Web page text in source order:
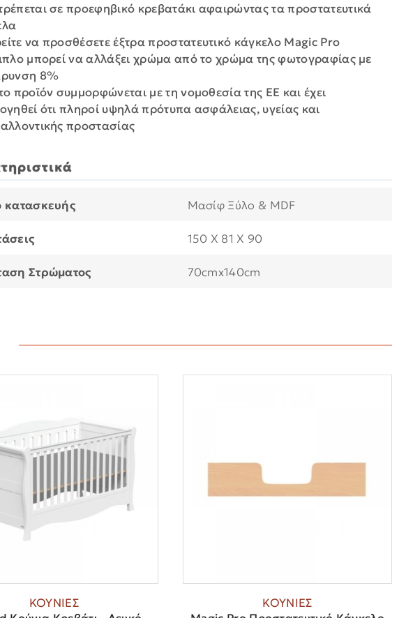
σε προεφηβικό κρεβατάκι αφαιρώντας τα προστατευτικά
να προσθέσετε έξτρα προστατευτικό κάγκελο Magic Pro
μπορεί να αλλάξει χρώμα από το χρώμα της φωτογραφίας με
8%
προϊόν συμμορφώνεται με τη νομοθεσία της ΕΕ και έχει
ότι πληροί υψηλά πρότυπα ασφάλειας, υγείας και
προστασίας
κατασκευής Μασίφ Ξύλο & MDF
150 X 81 X 90
Στρώματος 70cmx140cm
ΚΟΥΝΙΕΣ
ΚΟΥΝΙΕΣ